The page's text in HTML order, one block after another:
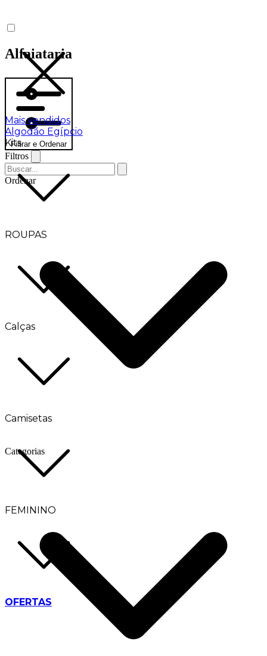
Mais vendidos
Algodão Egípcio
Kits
ROUPAS
Calças
Camisetas
FEMININO
OFERTAS
Alfaiataria
Filtrar e Ordenar
Filtros
Ordenar
Categorias